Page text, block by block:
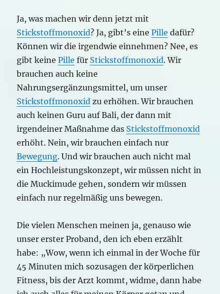
Ja, was machen wir denn jetzt mit
Stickstoffmonoxid? Ja, gibt’s einePille dafür?
Können wir die irgendwie einnehmen? Nee, es
gibt keinePille für Stickstoffmonoxid. Wir
brauchen auch keine
Nahrungsergänzungsmittel, um unser
Stickstoffmonoxid zu erhöhen. Wir brauchen
auch keinen Guru auf Bali, der dann mit
irgendeiner Maßnahme das Stickstoffmonoxid
erhöht. Nein, wir brauchen einfach nur
Bewegung. Und wir brauchen auch nicht mal
ein Hochleistungskonzept, wir müssen nicht in
die Muckimude gehen, sondern wir müssen
einfach nur regelmäßig uns bewegen.
Die vielen Menschen meinen ja, genauso wie
unser erster Proband, den ich eben erzählt
habe: „Wow, wenn ich einmal in der Woche für
45 Minuten mich sozusagen der körperlichen
Fitness, bis der Arzt kommt, widme, dann habe